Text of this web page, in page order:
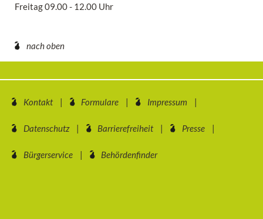
Freitag 09.00 - 12.00 Uhr
nach oben
Kontakt Formulare Impressum
Datenschutz Barrierefreiheit Presse
Bürgerservice Behördenfinder